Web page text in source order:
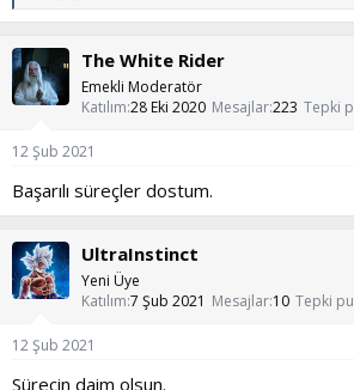
p
k
i
l
e
The White Rider
Emekli Moderatör
Katılım 28 Eki 2020 Mesajlar223 Tepki
12 Şub 2021
Başarılı süreçler dostum.
UltraInstinct
Yeni Üye
Katılım 7 Şub 2021 Mesajlar 10 Tepki
12 Şub 2021
Sürecin daim olsun.